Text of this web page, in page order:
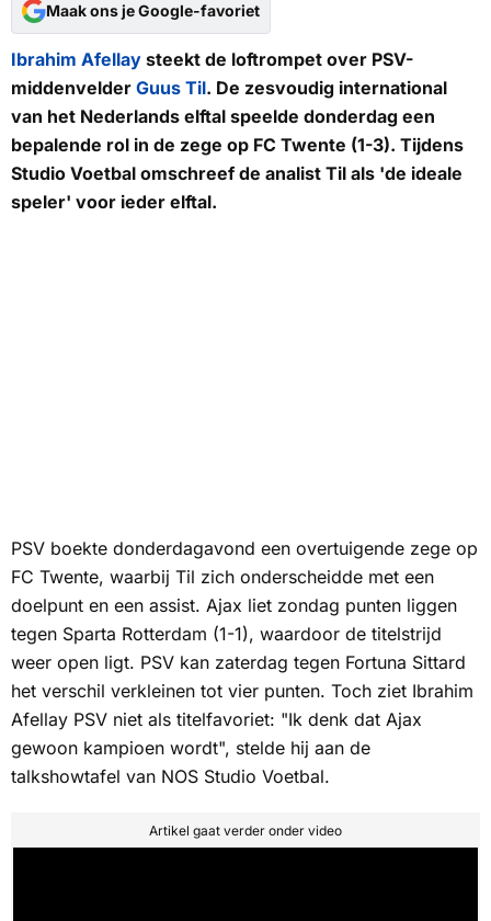
Maak ons je Google-favoriet
Ibrahim Afellay steekt de loftrompet over PSV-
middenvelder Guus Til. De zesvoudig international
van het Nederlands elftal speelde donderdag een
bepalende rol in de zege op FC Twente (1-3). Tijdens
Studio Voetbal omschreef de analist Til als 'de ideale
speler' voor ieder elftal.
PSV boekte donderdagavond een overtuigende zege op
FC Twente, waarbij Til zich onderscheidde met een
doelpunt en een assist. Ajax liet zondag punten liggen
tegen Sparta Rotterdam (1-1), waardoor de titelstrijd
weer open ligt. PSV kan zaterdag tegen Fortuna Sittard
het verschil verkleinen tot vier punten. Toch ziet Ibrahim
Afellay PSV niet als titelfavoriet: "Ik denk dat Ajax
gewoon kampioen wordt", stelde hij aan de
talkshowtafel van NOS Studio Voetbal.
Artikel gaat verder onder video